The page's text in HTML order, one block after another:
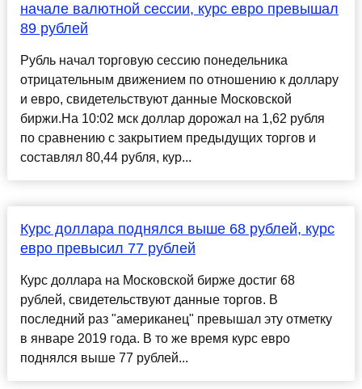
начале валютной сессии, курс евро превышал
89 рублей
Рубль начал торговую сессию понедельника
отрицательным движением по отношению к доллару
и евро, свидетельствуют данные Московской
биржи.На 10:02 мск доллар дорожал на 1,62 рубля
по сравнению с закрытием предыдущих торгов и
составлял 80,44 рубля, кур...
Курс доллара поднялся выше 68 рублей, курс
евро превысил 77 рублей
Курс доллара на Московской бирже достиг 68
рублей, свидетельствуют данные торгов. В
последний раз "американец" превышал эту отметку
в январе 2019 года. В то же время курс евро
поднялся выше 77 рублей...